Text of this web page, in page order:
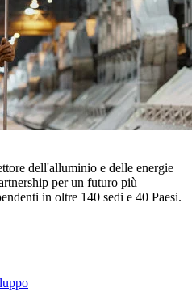
dell'alluminio e delle energie
per un futuro più
in oltre 140 sedi e 40 Paesi.